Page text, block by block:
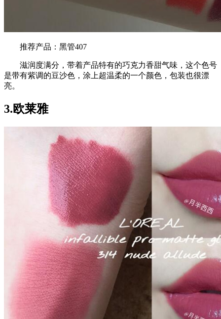
推荐产品：黑管407
滋润度满分，带着产品特有的巧克力香甜气味，这个色号
是带有紫调的豆沙色，涂上超温柔的一个颜色，包装也很漂
亮。
3.欧莱雅